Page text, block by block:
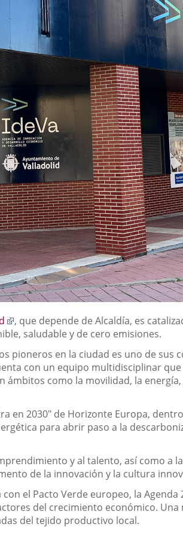
Enlace
a
aplicación
externa.
, que depende de Alcaldía, es
saludable y de cero emisiones.
pioneros en la ciudad es uno de sus
con un equipo multidisciplinar
como la movilidad, la
en 2030" de Horizonte Europa,
para abrir paso a la
y al talento, así como a
de la innovación y la cultura
el Pacto Verde europeo, la
del crecimiento económico.
del tejido productivo local.